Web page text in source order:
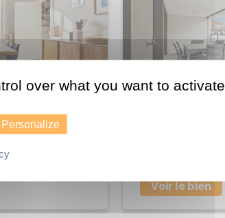
Voir le bien
over what you want to activate
Personalize